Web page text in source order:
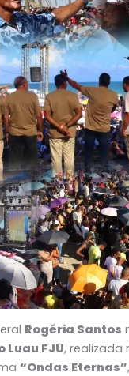
Rogéria Santos
Luau FJU, realizada
“Ondas Eternas”